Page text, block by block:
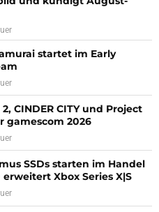
startet im Early
CINDER CITY und Project
gamescom 2026
SSDs starten im Handel
erweitert Xbox Series X|S